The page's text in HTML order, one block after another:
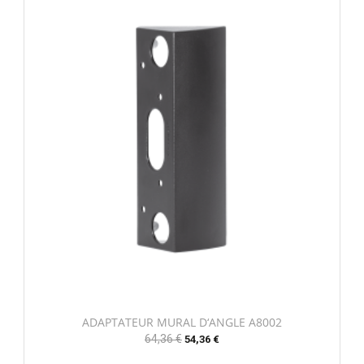
ADAPTATEUR MURAL D‘ANGLE A8002
Prix
64,36 € Prix
54,36 €